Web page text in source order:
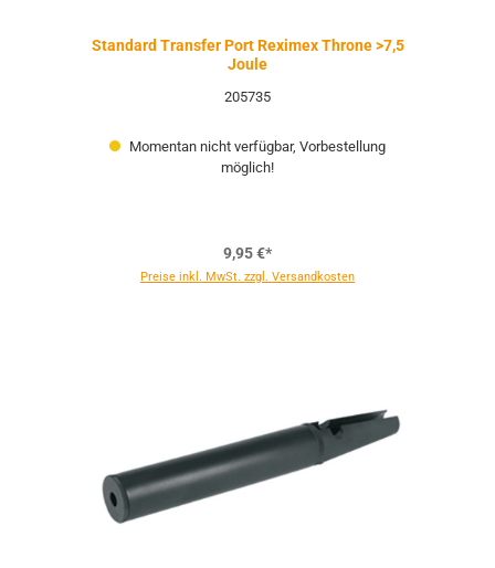
Standard Transfer Port Reximex Throne >7,5
Joule
205735
Momentan nicht verfügbar, Vorbestellung
möglich!
9,95 €*
Preise inkl. MwSt. zzgl. Versandkosten